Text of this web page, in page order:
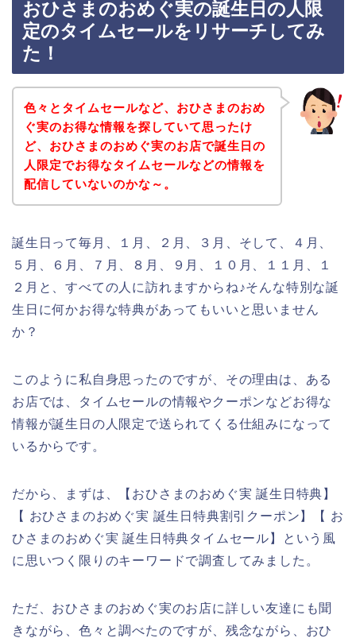
おひさまのおめぐ実の誕生日の人限
定のタイムセールをリサーチしてみ
た！
色々とタイムセールなど、おひさまのおめ
ぐ実のお得な情報を探していて思ったけ
ど、おひさまのおめぐ実のお店で誕生日の
人限定でお得なタイムセールなどの情報を
配信していないのかな～。
誕生日って毎月、１月、２月、３月、そして、４月、
５月、６月、７月、８月、９月、１０月、１１月、１
２月と、すべての人に訪れますからね♪そんな特別な誕
生日に何かお得な特典があってもいいと思いません
か？
このように私自身思ったのですが、その理由は、ある
お店では、タイムセールの情報やクーポンなどお得な
情報が誕生日の人限定で送られてくる仕組みになって
いるからです。
だから、まずは、【おひさまのおめぐ実 誕生日特典】
【 おひさまのおめぐ実 誕生日特典割引クーポン】【 お
ひさまのおめぐ実 誕生日特典タイムセール】という風
に思いつく限りのキーワードで調査してみました。
ただ、おひさまのおめぐ実のお店に詳しい友達にも聞
きながら、色々と調べたのですが、残念ながら、おひ